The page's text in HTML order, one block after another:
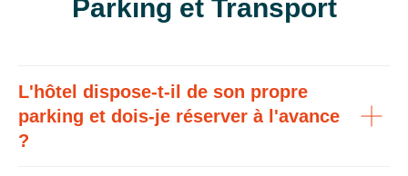
Parking et Transport
L'hôtel dispose-t-il de son propre
parking et dois-je réserver à l'avance
?